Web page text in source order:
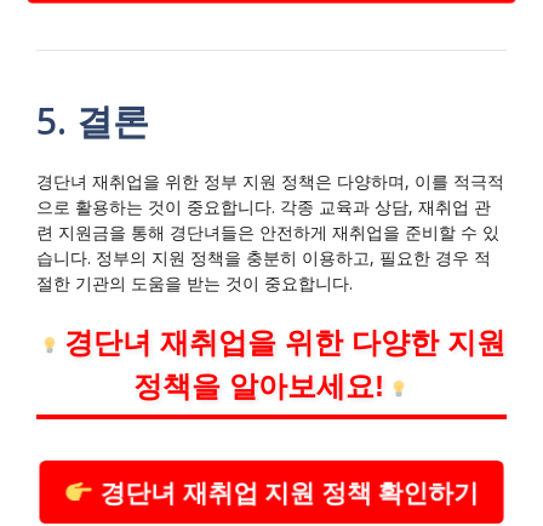
5. 결론
경단녀 재취업을 위한 정부 지원 정책은 다양하며, 이를 적극적
으로 활용하는 것이 중요합니다. 각종 교육과 상담, 재취업 관
련 지원금을 통해 경단녀들은 안전하게 재취업을 준비할 수 있
습니다. 정부의 지원 정책을 충분히 이용하고, 필요한 경우 적
절한 기관의 도움을 받는 것이 중요합니다.
경단녀 재취업을 위한 다양한 지원
정책을 알아보세요!
경단녀 재취업 지원 정책 확인하기